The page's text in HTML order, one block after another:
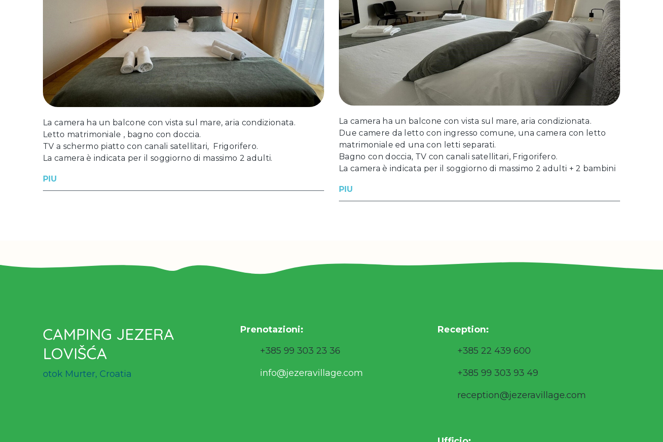
La camera ha un balcone con vista sul mare, aria condizionata.
Letto matrimoniale , bagno con doccia.
TV a schermo piatto con canali satellitari, Frigorifero.
La camera è indicata per il soggiorno di massimo 2 adulti.
PIU
La camera ha un balcone con vista sul mare, aria condizionata.
Due camere da letto con ingresso comune, una camera con letto
matrimoniale ed una con letti separati.
Bagno con doccia, TV con canali satellitari, Frigorifero.
La camera è indicata per il soggiorno di massimo 2 adulti + 2 bambini
PIU
CAMPING JEZERA
LOVIŠĆA
otok Murter, Croatia
Prenotazioni:
+385 99 303 23 36
info@jezeravillage.com
Reception:
+385 22 439 600
+385 99 303 93 49
reception@jezeravillage.com